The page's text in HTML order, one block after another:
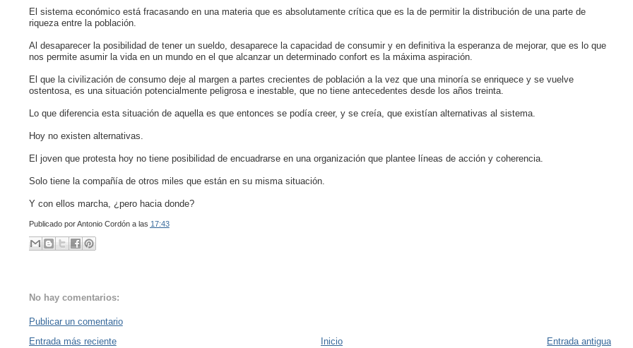
El sistema económico está fracasando en una materia que es absolutamente crítica que es la de permitir la distribución de una parte de
riqueza entre la población.
Al desaparecer la posibilidad de tener un sueldo, desaparece la capacidad de consumir y en definitiva la esperanza de mejorar, que es lo que
nos permite asumir la vida en un mundo en el que alcanzar un determinado confort es la máxima aspiración.
El que la civilización de consumo deje al margen a partes crecientes de población a la vez que una minoría se enriquece y se vuelve
ostentosa, es una situación potencialmente peligrosa e inestable, que no tiene antecedentes desde los años treinta.
Lo que diferencia esta situación de aquella es que entonces se podía creer, y se creía, que existían alternativas al sistema.
Hoy no existen alternativas.
El joven que protesta hoy no tiene posibilidad de encuadrarse en una organización que plantee líneas de acción y coherencia.
Solo tiene la compañía de otros miles que están en su misma situación.
Y con ellos marcha, ¿pero hacia donde?
Publicado porAntonio Cordón a las 17:43
No hay comentarios:
Publicar un comentario
Entrada más reciente
Entrada antigua
Inicio